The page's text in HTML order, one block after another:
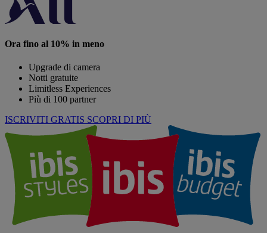
Ora fino al 10% in meno
Upgrade di camera
Notti gratuite
Limitless Experiences
Più di 100 partner
ISCRIVITI GRATIS SCOPRI DI PIÙ